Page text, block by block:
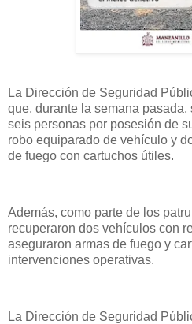
La Dirección de Seguridad
que, durante la semana
seis personas por posesión de
robo equiparado de vehículo y
de fuego con cartuchos útiles.
Además, como parte de los
recuperaron dos vehículos con
aseguraron armas de fuego y
intervenciones operativas.
La Dirección de Seguridad